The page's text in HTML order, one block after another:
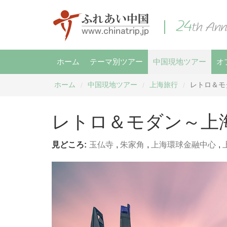
ホーム テーマ別ツアー 中国現地ツアー オ
ホーム 中国現地ツアー 上海旅行 レトロ＆
レトロ＆モダン～上
見どころ: 玉仏寺 , 朱家角 , 上海環球金融中心 ,